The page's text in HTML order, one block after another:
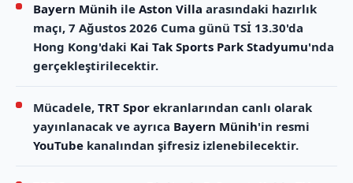
Bayern Münih ile Aston Villa arasındaki hazırlık
maçı, 7 Ağustos 2026 Cuma günü TSİ 13.30'da
Hong Kong'daki Kai Tak Sports Park Stadyumu'nda
gerçekleştirilecektir.
Mücadele, TRT Spor ekranlarından canlı olarak
yayınlanacak ve ayrıca Bayern Münih'in resmi
YouTube kanalından şifresiz izlenebilecektir.